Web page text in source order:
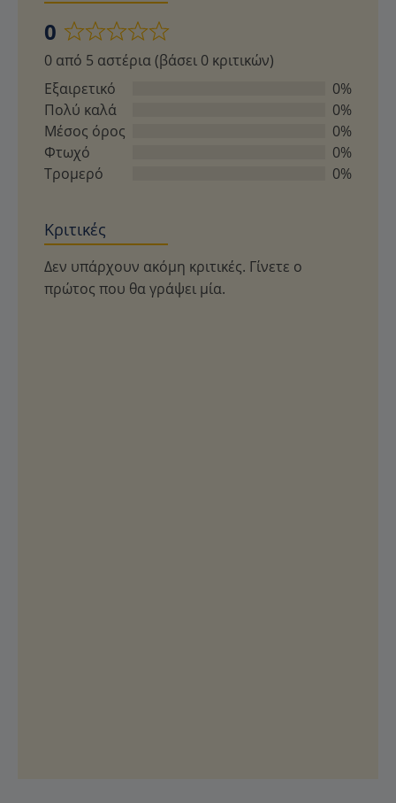
0
Βαθμολογήθηκε
με
0
από
5
0 από 5 αστέρια (βάσει 0 κριτικών)
Εξαιρετικό
0%
Πολύ καλά
0%
Μέσος όρος
0%
Φτωχό
0%
Τρομερό
0%
Κριτικές
Δεν υπάρχουν ακόμη κριτικές. Γίνετε ο
πρώτος που θα γράψει μία.